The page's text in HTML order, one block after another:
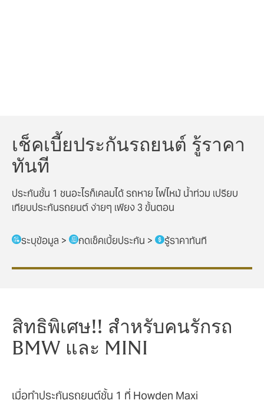
เช็คเบี้ยประกันรถยนต์ รู้ราคา
ทันที
ประกันชั้น 1 ชนอะไรก็เคลมได้ รถหาย ไฟไหม้ น้ำท่วม เปรียบ
เทียบประกันรถยนต์ ง่ายๆ เพียง 3 ขั้นตอน
ระบุข้อมูล > กดเช็คเบี้ยประกัน > รู้ราคาทันที
สิทธิพิเศษ!! สำหรับคนรักรถ
BMW และ MINI
เมื่อทำประกันรถยนต์ชั้น 1 ที่ Howden Maxi